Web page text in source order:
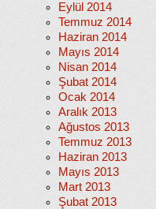
Eylül 2014
Temmuz 2014
Haziran 2014
Mayıs 2014
Nisan 2014
Şubat 2014
Ocak 2014
Aralık 2013
Ağustos 2013
Temmuz 2013
Haziran 2013
Mayıs 2013
Mart 2013
Şubat 2013